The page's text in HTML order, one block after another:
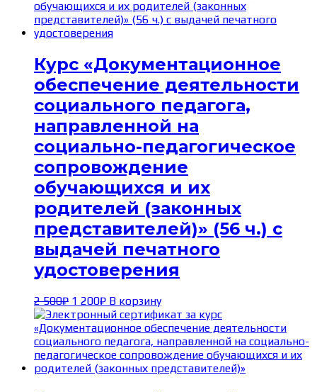
Курс «Документационное
обеспечение деятельности
социального педагога,
направленной на
социально-педагогическое
сопровождение
обучающихся и их
родителей (законных
представителей)» (56 ч.) с
выдачей печатного
удостоверения
2 500₽ Первоначальная
цена
составляла
2 500₽.
1 200₽Текущая
цена:
1 200₽.
В корзину